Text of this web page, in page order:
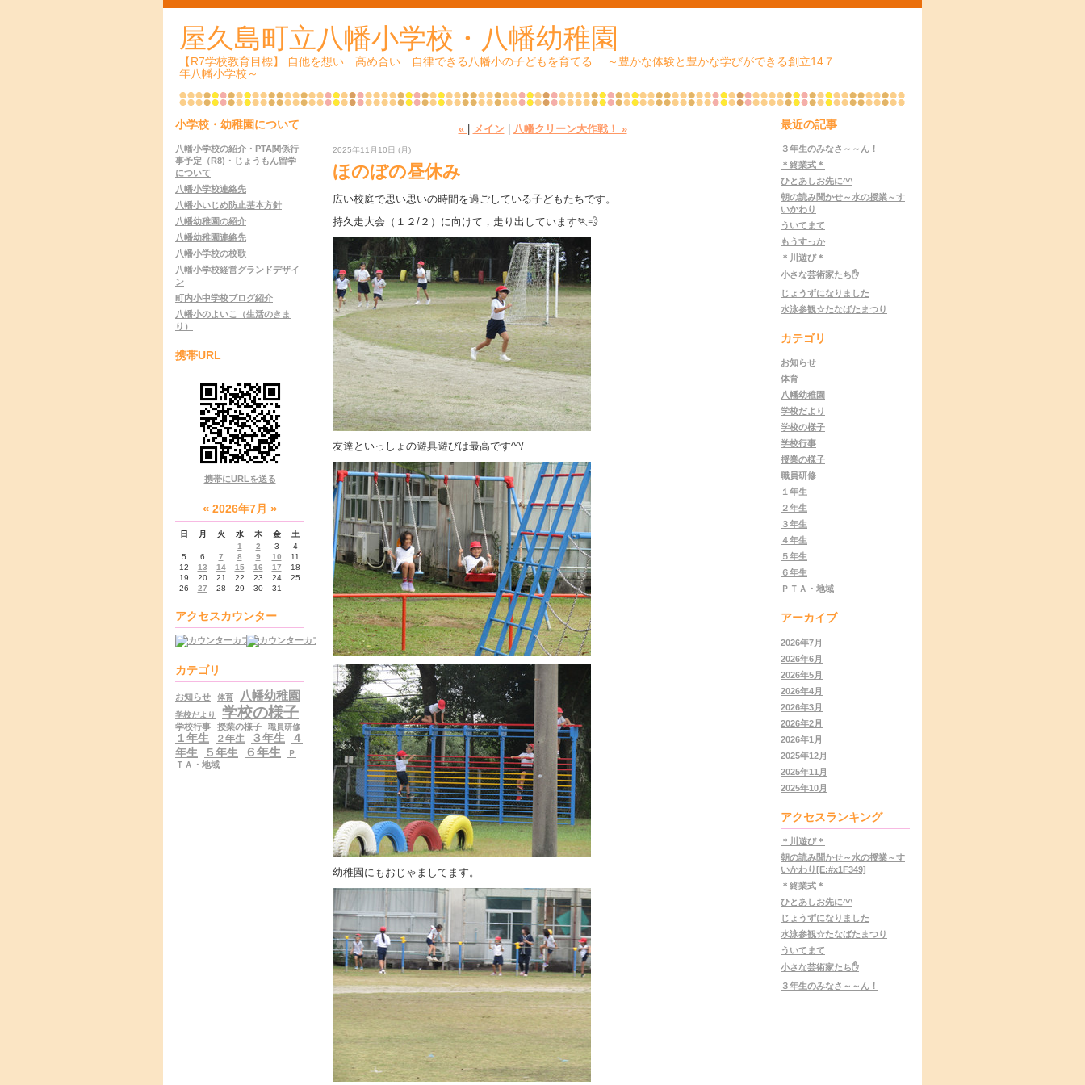
屋久島町立八幡小学校・八幡幼稚園
【R7学校教育目標】 自他を想い 高め合い 自律できる八幡小の子どもを育てる ～豊かな体験と豊かな学びができる創立14７
年八幡小学校～
小学校・幼稚園について
八幡小学校の紹介・PTA関係行
事予定（R8)・じょうもん留学
について
八幡小学校連絡先
八幡小いじめ防止基本方針
八幡幼稚園の紹介
八幡幼稚園連絡先
八幡小学校の校歌
八幡小学校経営グランドデザイ
ン
町内小中学校ブログ紹介
八幡小のよいこ（生活のきま
り）
携帯URL
携帯にURLを送る
« 2026年7月 »
日 月 火 水 木 金
土
1
2 3
4
5
6 7 8 9 10
11
12
13 14 15 16 17
18
19
20 21 22 23 24
25
26
27 28 29 30 31
アクセスカウンター
カテゴリ
お知らせ 体育 八幡幼稚園
学校だより 学校の様子
学校行事 授業の様子 職員研修
１年生 ２年生 ３年生
４
年生
５年生 ６年生
Ｐ
ＴＡ・地域
« メイン| 八幡クリーン大作戦！ »
2025年11月10日 (月)
ほのぼの昼休み
広い校庭で思い思いの時間を過ごしている子どもたちです。
持久走大会（１２/２）に向けて，走り出しています🏃💨
友達といっしょの遊具遊びは最高です^^/
幼稚園にもおじゃましてます。
最近の記事
３年生のみなさ～～ん！
＊終業式＊
ひとあしお先に^^
朝の読み聞かせ～水の授業～す
いかわり
ういてまて
もうすっか
＊川遊び＊
小さな芸術家たち✋
じょうずになりました
水泳参観☆たなばたまつり
カテゴリ
お知らせ
体育
八幡幼稚園
学校だより
学校の様子
学校行事
授業の様子
職員研修
１年生
２年生
３年生
４年生
５年生
６年生
ＰＴＡ・地域
アーカイブ
2026年7月
2026年6月
2026年5月
2026年4月
2026年3月
2026年2月
2026年1月
2025年12月
2025年11月
2025年10月
アクセスランキング
＊川遊び＊
朝の読み聞かせ～水の授業～す
いかわり[E:#x1F349]
＊終業式＊
ひとあしお先に^^
じょうずになりました
水泳参観☆たなばたまつり
ういてまて
小さな芸術家たち✋
３年生のみなさ～～ん！